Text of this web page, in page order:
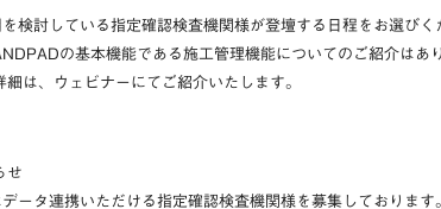
検討している指定確認検査機関様が登壇する日程をお選びく
の基本機能である施工管理機能についてのご紹介はあ
は、ウェビナーにてご紹介いたします。
せ
ータ連携いただける指定確認検査機関様を募集しております。